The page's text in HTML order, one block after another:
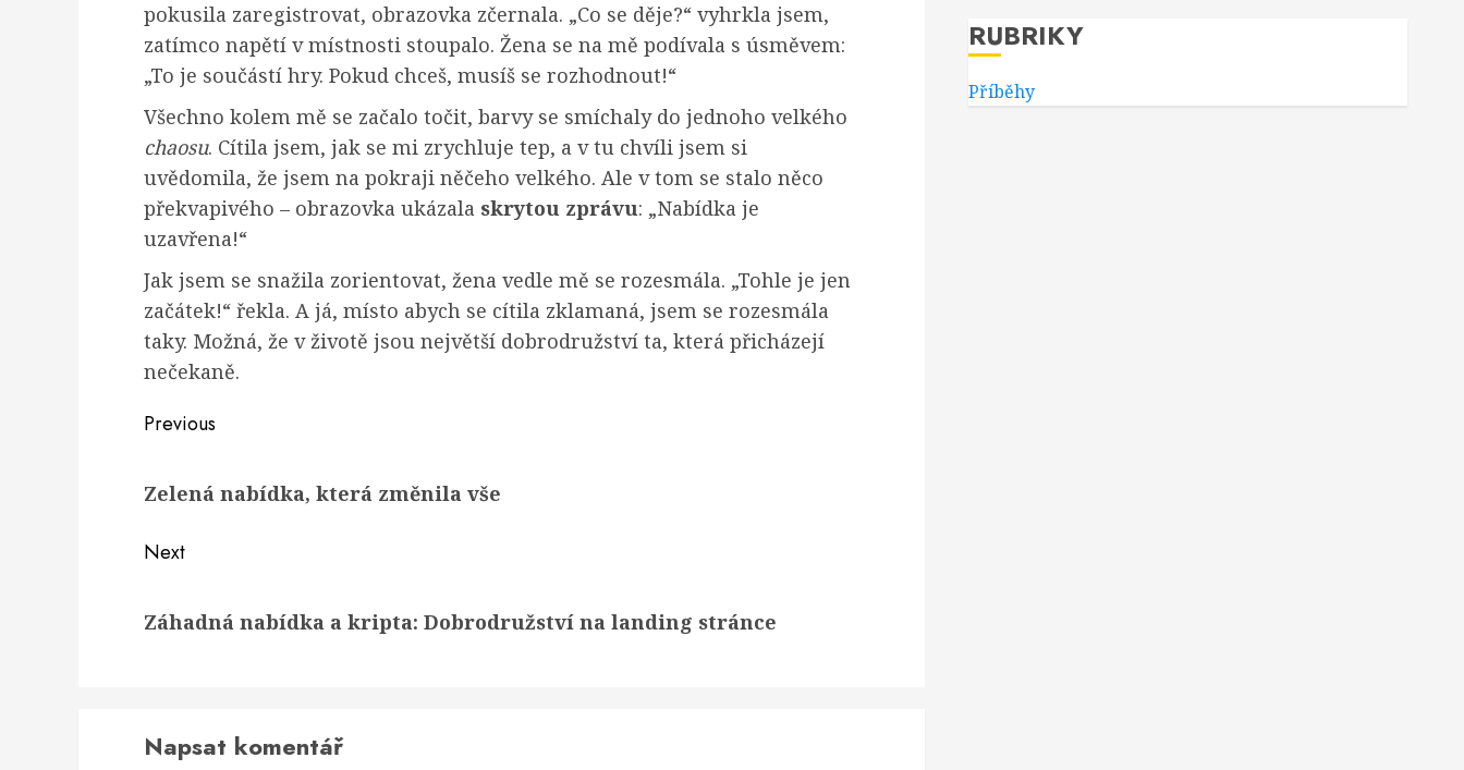
pokusila zaregistrovat, obrazovka zčernala. „Co se děje?“ vyhrkla jsem,
zatímco napětí v místnosti stoupalo. Žena se na mě podívala s úsměvem:
„To je součástí hry. Pokud chceš, musíš se rozhodnout!“
Všechno kolem mě se začalo točit, barvy se smíchaly do jednoho velkého
chaosu. Cítila jsem, jak se mi zrychluje tep, a v tu chvíli jsem si
uvědomila, že jsem na pokraji něčeho velkého. Ale v tom se stalo něco
překvapivého – obrazovka ukázala skrytou zprávu: „Nabídka je
uzavřena!“
Jak jsem se snažila zorientovat, žena vedle mě se rozesmála. „Tohle je jen
začátek!“ řekla. A já, místo abych se cítila zklamaná, jsem se rozesmála
taky. Možná, že v životě jsou největší dobrodružství ta, která přicházejí
nečekaně.
Post
Previous
post:
Zelená nabídka, která změnila vše
Next
post:
Záhadná nabídka a kripta: Dobrodružství na landing stránce
Napsat komentář
RUBRIKY
Příběhy